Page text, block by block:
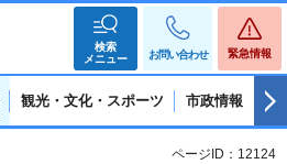
検索
メニュー
お問い合わせ 緊急情報
観光・文化・スポーツ 市政情報
ページID：12124